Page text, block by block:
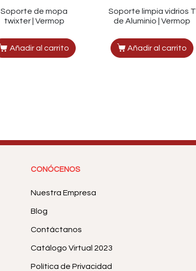
Soporte de mopa
twixter | Vermop
Añadir al carrito
Soporte limpia vidrios T
de Aluminio | Vermop
Añadir al carrito
CONÓCENOS
Nuestra Empresa
Blog
Contáctanos
Catálogo Virtual 2023
Política de Privacidad